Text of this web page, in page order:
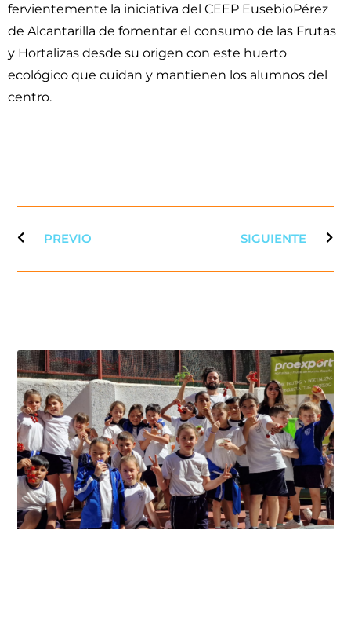
fervientemente la iniciativa del CEEP EusebioPérez
de Alcantarilla de fomentar el consumo de las Frutas
y Hortalizas desde su origen con este huerto
ecológico que cuidan y mantienen los alumnos del
centro.
PREVIO SIGUIENTE